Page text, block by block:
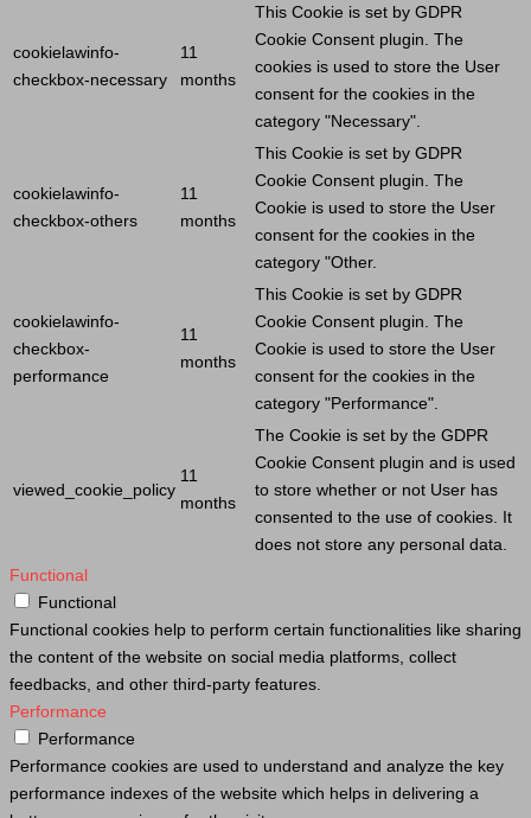
cookielawinfo-
checkbox-necessary
11
months
This Cookie is set by GDPR
Cookie Consent plugin. The
cookies is used to store the User
consent for the cookies in the
category "Necessary".
cookielawinfo-
checkbox-others
11
months
This Cookie is set by GDPR
Cookie Consent plugin. The
Cookie is used to store the User
consent for the cookies in the
category "Other.
cookielawinfo-
checkbox-
performance
11
months
This Cookie is set by GDPR
Cookie Consent plugin. The
Cookie is used to store the User
consent for the cookies in the
category "Performance".
viewed_cookie_policy
11
months
The Cookie is set by the GDPR
Cookie Consent plugin and is used
to store whether or not User has
consented to the use of cookies. It
does not store any personal data.
Functional
Functional
Functional cookies help to perform certain functionalities like sharing
the content of the website on social media platforms, collect
feedbacks, and other third-party features.
Performance
Performance
Performance cookies are used to understand and analyze the key
performance indexes of the website which helps in delivering a